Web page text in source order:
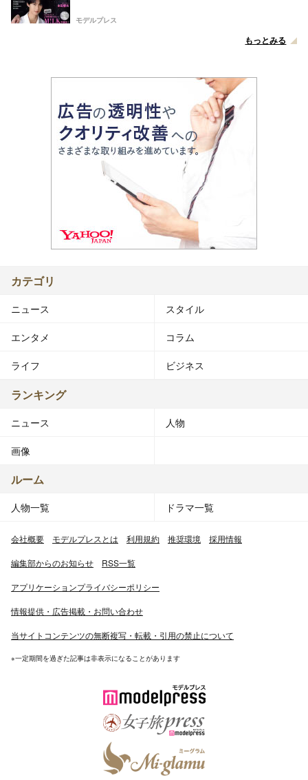
モデルプレス
もっとみる
カテゴリ
ニュース スタイル
エンタメ コラム
ライフ ビジネス
ランキング
ニュース 人物
画像
ルーム
人物一覧 ドラマ一覧
会社概要 モデルプレスとは 利用規約 推奨環境 採用情報
編集部からのお知らせ RSS一覧
アプリケーションプライバシーポリシー
情報提供・広告掲載・お問い合わせ
当サイトコンテンツの無断複写・転載・引用の禁止について
※一定期間を過ぎた記事は非表示になることがあります